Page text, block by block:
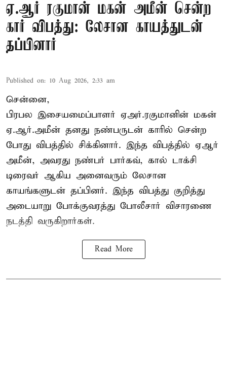
ஏ.ஆர் ரகுமான் மகன் அமீன் சென்ற
கார் விபத்து: லேசான காயத்துடன்
தப்பினார்
Published on: 10 Aug 2026, 2:33 am
சென்னை,
பிரபல இசையமைப்பாளர் ஏஅர்.ரகுமானின் மகன்
ஏ.ஆர்.அமீன் தனது நண்பருடன் காரில் சென்ற
போது விபத்தில் சிக்கினார். இந்த விபத்தில் ஏஆர்
அமீன், அவரது நண்பர் பார்கவ், கால் டாக்சி
டிரைவர் ஆகிய அனைவரும் லேசான
காயங்களுடன் தப்பினர். இந்த விபத்து குறித்து
அடையாறு போக்குவரத்து போலீசார் விசாரணை
நடத்தி வருகிறார்கள்.
Read More